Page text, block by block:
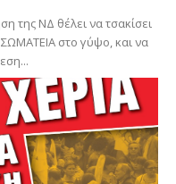
της ΝΔ θέλει να τσακίσει
στο γύψο, και να